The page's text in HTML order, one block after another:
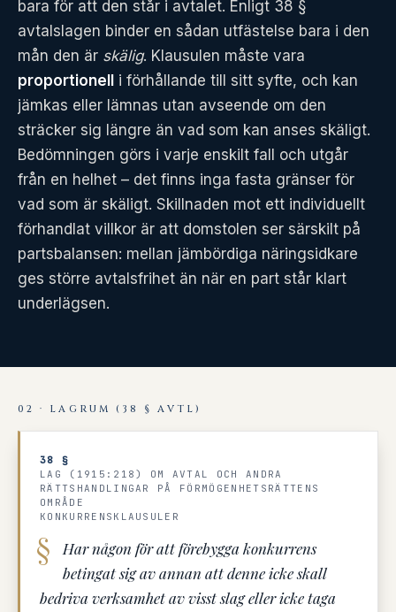
bara för att den står i avtalet. Enligt 38 §
avtalslagen binder en sådan utfästelse bara i den
mån den är skälig. Klausulen måste vara
proportionell
i förhållande till sitt syfte, och kan
jämkas eller lämnas utan avseende om den
sträcker sig längre än vad som kan anses skäligt.
Bedömningen görs i varje enskilt fall och utgår
från en helhet – det finns inga fasta gränser för
vad som är skäligt. Skillnaden mot ett individuellt
förhandlat villkor är att domstolen ser särskilt på
partsbalansen: mellan jämbördiga näringsidkare
ges större avtalsfrihet än när en part står klart
underlägsen.
02 · LAGRUM (38 § AVTL)
38 §
LAG (1915:218) OM AVTAL OCH ANDRA
RÄTTSHANDLINGAR PÅ FÖRMÖGENHETSRÄTTENS
OMRÅDE
KONKURRENSKLAUSULER
Har någon för att förebygga konkurrens
betingat sig av annan att denne icke skall
bedriva verksamhet av visst slag eller icke taga